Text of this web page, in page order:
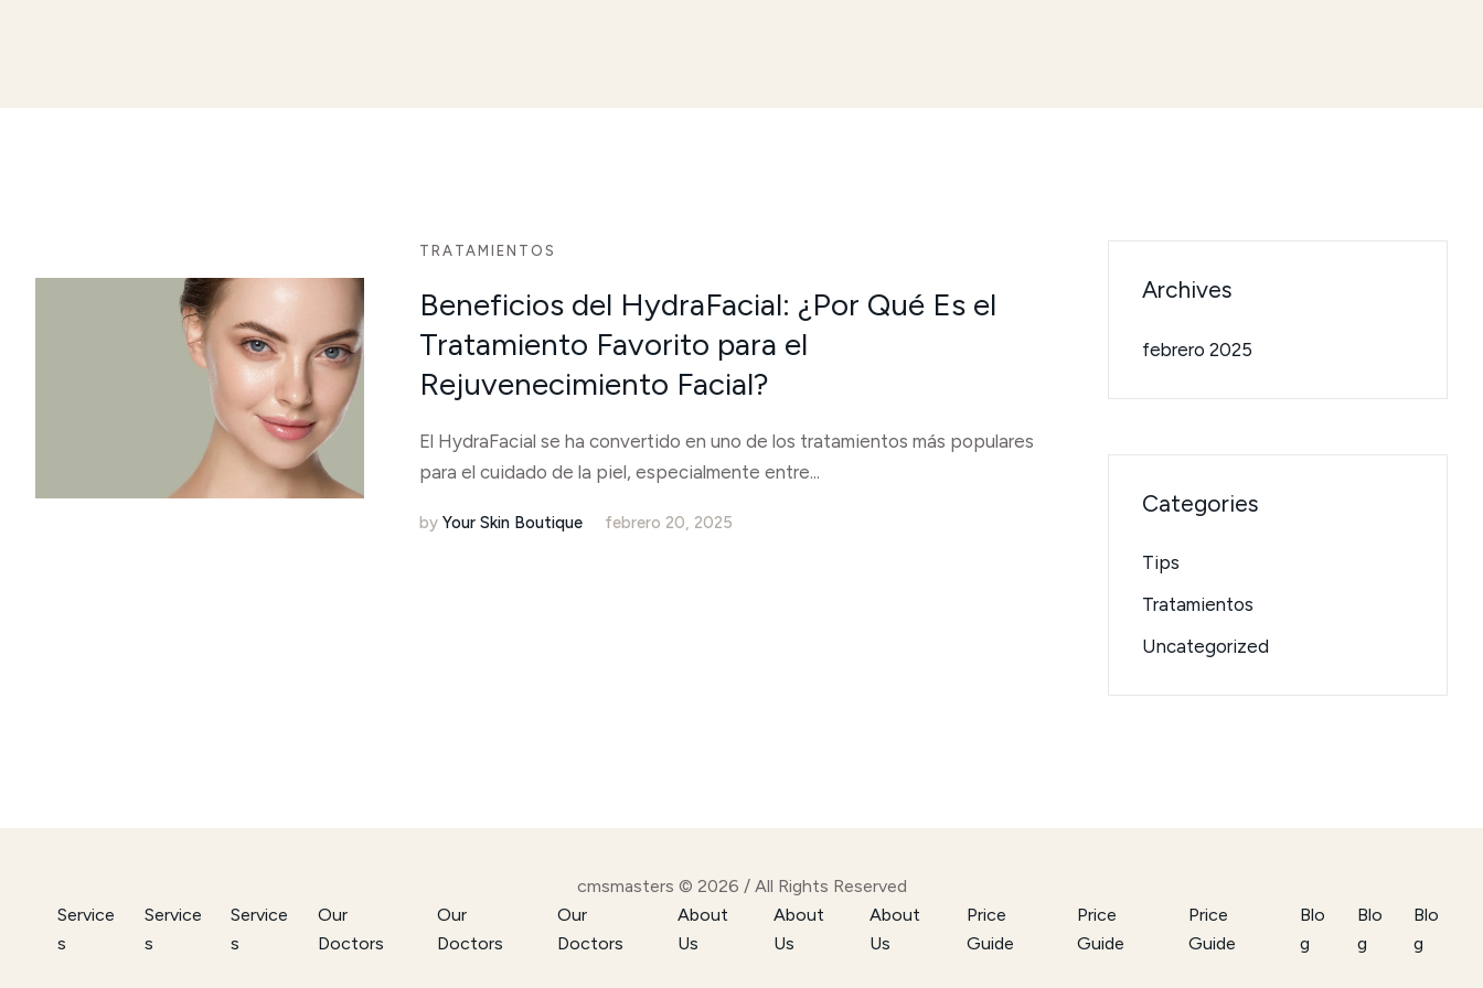
TRATAMIENTOS
Beneficios del HydraFacial: ¿Por Qué Es el
Tratamiento Favorito para el
Rejuvenecimiento Facial?
El HydraFacial se ha convertido en uno de los tratamientos más populares
para el cuidado de la piel, especialmente entre...
byYour Skin Boutique febrero 20, 2025
Archives
febrero 2025
Categories
Tips
Tratamientos
Uncategorized
cmsmasters © 2026 / All Rights Reserved
Service
s
Service
s
Service
s
Our
Doctors
Our
Doctors
Our
Doctors
About
Us
About
Us
About
Us
Price
Guide
Price
Guide
Price
Guide
Blo
g
Blo
g
Blo
g